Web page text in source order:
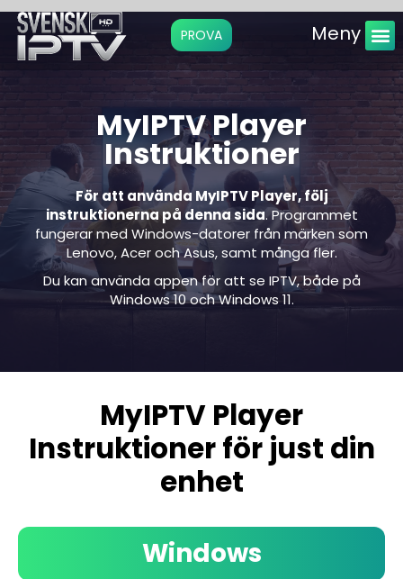
PROVA Meny
MyIPTV Player
Instruktioner
För att använda MyIPTV Player, följ
instruktionerna på denna sida. Programmet
fungerar med Windows-datorer från märken som
Lenovo, Acer och Asus, samt många fler.
Du kan använda appen för att se IPTV, både på
Windows 10 och Windows 11.
MyIPTV Player
Instruktioner för just din
enhet
Windows